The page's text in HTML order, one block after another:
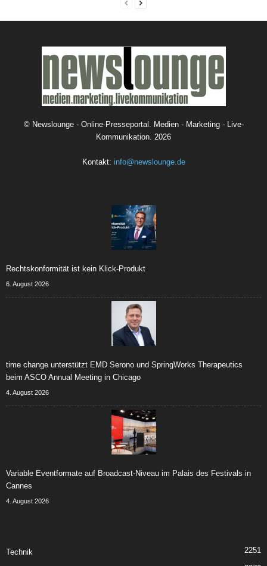
© Newslounge - Online-Presseportal. Medien - Marketing - Live-
Kommunikation. 2026
Kontakt: info@newslounge.de
Rechtskonformität ist kein Klick-Produkt
6. August 2026
time change unterstützt EMD Serono und SpringWorks Therapeutics
beim ASCO Annual Meeting in Chicago
4. August 2026
Variable Eventformate auf Broadcast-Niveau im Palais des Festivals in
Cannes
4. August 2026
Technik 2251